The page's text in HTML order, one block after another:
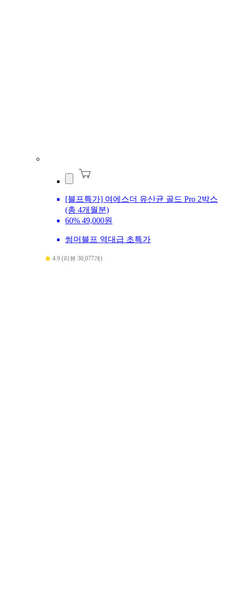
[블프특가] 여에스더 유산균 골드 Pro 2박스
(총 4개월분)
60% 49,000원
썸머블프 역대급 초특가
4.9 (리뷰 30,077개)